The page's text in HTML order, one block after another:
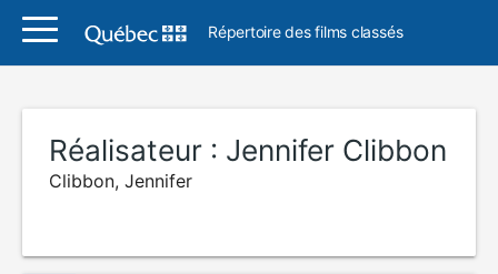
Répertoire des films classés
Réalisateur : Jennifer Clibbon
Clibbon, Jennifer